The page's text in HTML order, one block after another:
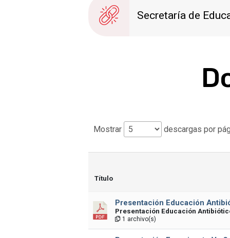
Secretaría de
Mostrar descargas por
Título
Presentación Educación
Presentación Educación
1 archivo(s)